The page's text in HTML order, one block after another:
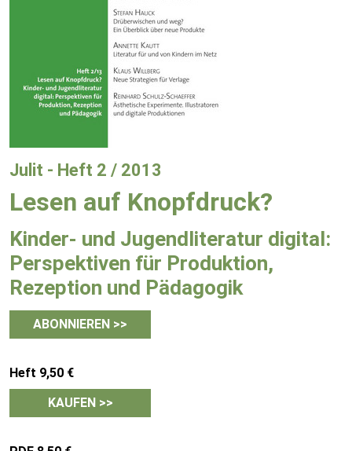
Julit - Heft 2 / 2013
Lesen auf Knopfdruck?
Kinder- und Jugendliteratur digital:
Perspektiven für Produktion,
Rezeption und Pädagogik
ABONNIEREN >>
Heft 9,50 €
KAUFEN >>